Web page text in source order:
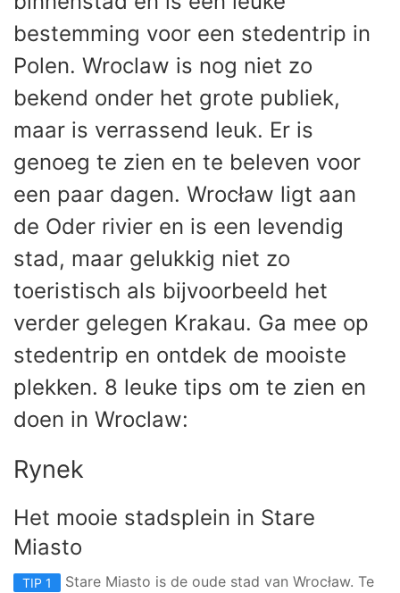
bestemming voor een stedentrip in
Polen. Wroclaw is nog niet zo
bekend onder het grote publiek,
maar is verrassend leuk. Er is
genoeg te zien en te beleven voor
een paar dagen. Wrocław ligt aan
de Oder rivier en is een levendig
stad, maar gelukkig niet zo
toeristisch als bijvoorbeeld het
verder gelegen Krakau. Ga mee op
stedentrip en ontdek de mooiste
plekken. 8 leuke tips om te zien en
doen in Wroclaw:
Rynek
Het mooie stadsplein in Stare
Miasto
TIP 1
Stare Miasto is de oude stad van Wrocław. Te